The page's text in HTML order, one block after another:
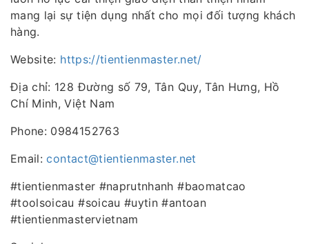
mang lại sự tiện dụng nhất cho mọi đối tượng khách
hàng.
Website: https://tientienmaster.net/
Địa chỉ: 128 Đường số 79, Tân Quy, Tân Hưng, Hồ
Chí Minh, Việt Nam
Phone: 0984152763
Email:contact@tientienmaster.net
#tientienmaster #naprutnhanh #baomatcao
#toolsoicau #soicau #uytin #antoan
#tientienmastervietnam